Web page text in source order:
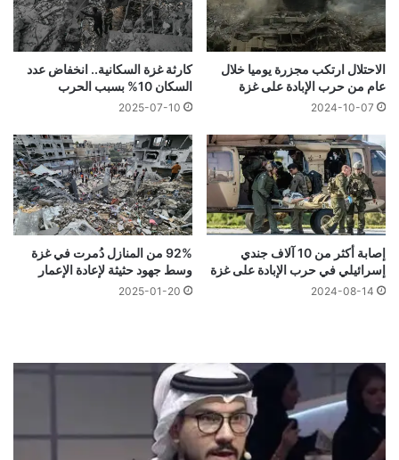
الاحتلال ارتكب مجزرة يوميا خلال
عام من حرب الإبادة على غزة
2024-10-07
كارثة غزة السكانية.. انخفاض عدد
السكان 10% بسبب الحرب
2025-07-10
إصابة أكثر من 10 آلاف جندي
إسرائيلي في حرب الإبادة على غزة
2024-08-14
92% من المنازل دُمرت في غزة
وسط جهود حثيثة لإعادة الإعمار
2025-01-20